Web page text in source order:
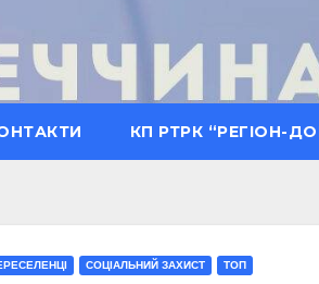
КП РТРК “РЕГІОН-
СОЦІАЛЬНИЙ ЗАХИСТ ТОП